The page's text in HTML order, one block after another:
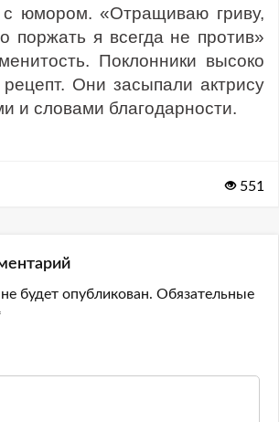
с юмором. «Отращиваю гриву,
поржать я всегда не против»
Поклонники высоко
Они засыпали актрису
и словами благодарности.
551
будет опубликован. Обязательные